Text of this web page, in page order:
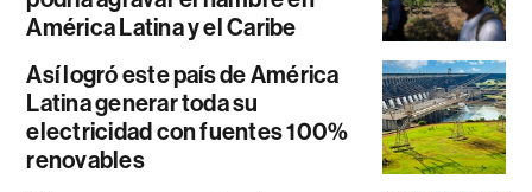
América Latina y el Caribe
Así logró este país de América
Latina generar toda su
electricidad con fuentes 100%
renovables